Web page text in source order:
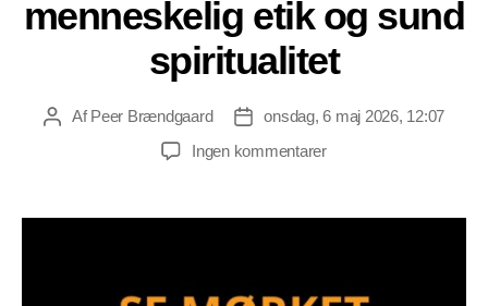
menneskelig etik og sund
spiritualitet
Indlægsforfatter
AfPeer Brændgaard Indlægsdato
onsdag, 6 maj 2026, 12:07
Ingen kommentarertil
Mere
og